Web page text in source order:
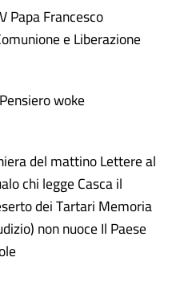
Papa Francesco
e Liberazione
woke
del mattino Lettere al
chi legge Casca il
dei Tartari Memoria
non nuoce Il Paese